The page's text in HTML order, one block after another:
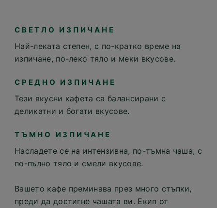
СВЕТЛО ИЗПИЧАНЕ
Най-леката степен, с по-кратко време на
изпичане, по-леко тяло и меки вкусове.
СРЕДНО ИЗПИЧАНЕ
Тези вкусни кафета са балансирани с
деликатни и богати вкусове.
ТЪМНО ИЗПИЧАНЕ
Насладете се на интензивна, по-тъмна чаша, с
по-пълно тяло и смели вкусове.
Вашето кафе преминава през много стъпки,
преди да достигне чашата ви. Екип от